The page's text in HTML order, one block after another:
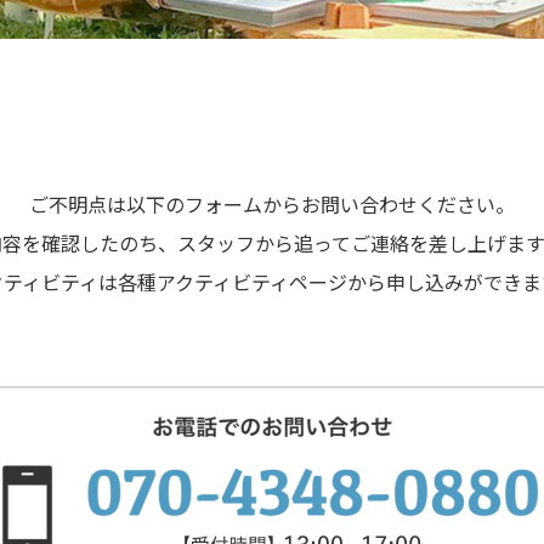
ご不明点は以下のフォームからお問い合わせください。
を確認したのち、 スタッフから追ってご連絡を差し上げま
ィビティは各種アクティビティページから申し込みができ